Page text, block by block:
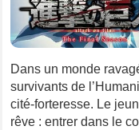
Dans un monde
survivants de
cité-forteresse. Le
rêve : entrer dans le